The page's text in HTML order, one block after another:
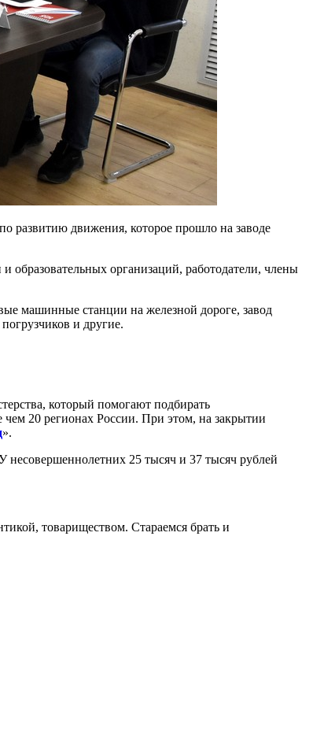
развитию движения, которое прошло на заводе
образовательных организаций, работодатели, члены
машинные станции на железной дороге, завод
и другие.
который помогают подбирать
чем 20 регионах России. При этом, на закрытии
».
несовершеннолетних 25 тысяч и 37 тысяч рублей
товариществом. Стараемся брать и